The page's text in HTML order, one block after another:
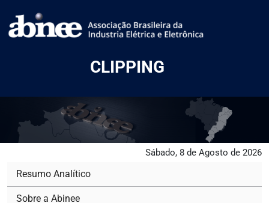
CLIPPING
Sábado, 8 de Agosto de 2026
Resumo Analítico
Sobre a Abinee